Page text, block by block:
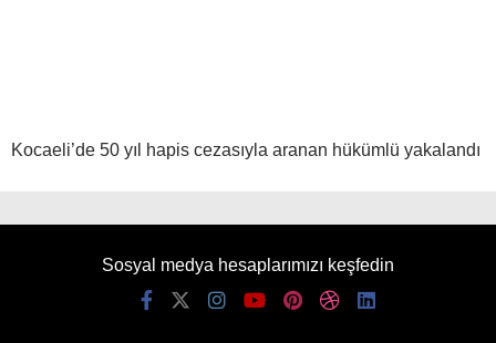
Kocaeli’de 50 yıl hapis cezasıyla aranan hükümlü yakalandı
Sosyal medya hesaplarımızı keşfedin